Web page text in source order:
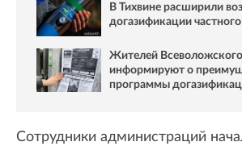
В Тихвине расширили
догазификации
Жителей
информируют о
программы
Сотрудники администраций